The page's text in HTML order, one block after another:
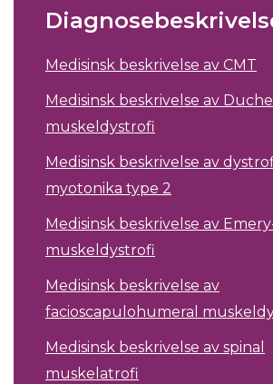
Medisinsk beskrivelse av CMT
Medisinsk beskrivelse av
muskeldystrofi
Medisinsk beskrivelse av
myotonika type 2
Medisinsk beskrivelse av
muskeldystrofi
Medisinsk beskrivelse av
facioscapulohumeral
Medisinsk beskrivelse av spinal
muskelatrofi